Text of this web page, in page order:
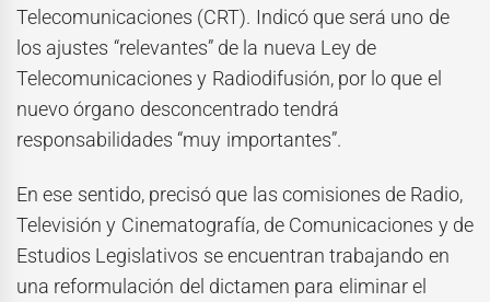
Telecomunicaciones (CRT). Indicó que será uno de
los ajustes “relevantes” de la nueva Ley de
Telecomunicaciones y Radiodifusión, por lo que el
nuevo órgano desconcentrado tendrá
responsabilidades “muy importantes”.
En ese sentido, precisó que las comisiones de Radio,
Televisión y Cinematografía, de Comunicaciones y de
Estudios Legislativos se encuentran trabajando en
una reformulación del dictamen para eliminar el